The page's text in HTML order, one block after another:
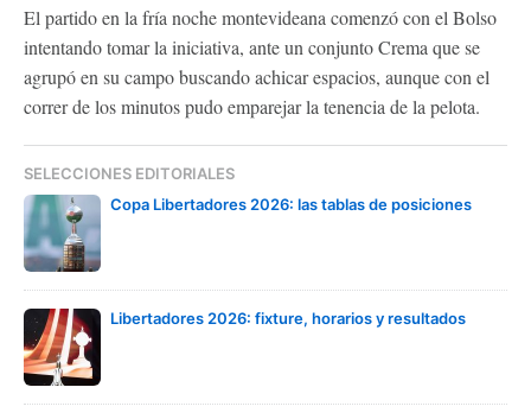
El partido en la fría noche montevideana comenzó con el Bolso
intentando tomar la iniciativa, ante un conjunto Crema que se
agrupó en su campo buscando achicar espacios, aunque con el
correr de los minutos pudo emparejar la tenencia de la pelota.
SELECCIONES EDITORIALES
Copa Libertadores 2026: las tablas de posiciones
Libertadores 2026: fixture, horarios y resultados